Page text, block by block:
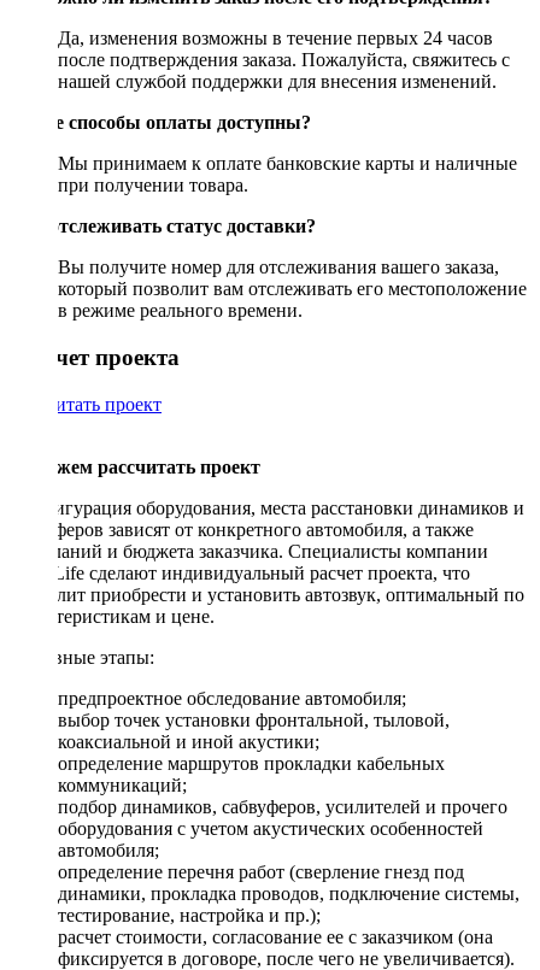
Да, изменения возможны в течение первых 24 часов
после подтверждения заказа. Пожалуйста, свяжитесь с
нашей службой поддержки для внесения изменений.
Какие способы оплаты доступны?
Мы принимаем к оплате банковские карты и наличные
при получении товара.
Как отслеживать статус доставки?
Вы получите номер для отслеживания вашего заказа,
который позволит вам отслеживать его местоположение
в режиме реального времени.
Рассчет проекта
Рассчитать проект
Поможем рассчитать проект
Конфигурация оборудования, места расстановки динамиков и
сабвуферов зависят от конкретного автомобиля, а также
пожеланий и бюджета заказчика. Специалисты компании
DriveLife сделают индивидуальный расчет проекта, что
позволит приобрести и установить автозвук, оптимальный по
характеристикам и цене.
Основные этапы:
предпроектное обследование автомобиля;
выбор точек установки фронтальной, тыловой,
коаксиальной и иной акустики;
определение маршрутов прокладки кабельных
коммуникаций;
подбор динамиков, сабвуферов, усилителей и прочего
оборудования с учетом акустических особенностей
автомобиля;
определение перечня работ (сверление гнезд под
динамики, прокладка проводов, подключение системы,
тестирование, настройка и пр.);
расчет стоимости, согласование ее с заказчиком (она
фиксируется в договоре, после чего не увеличивается).